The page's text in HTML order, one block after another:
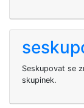
Seskupovat se
skupinek.